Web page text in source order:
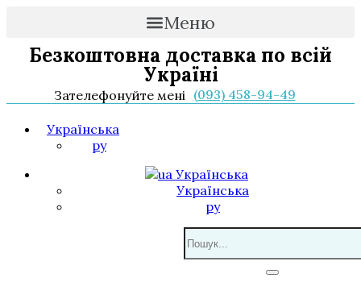
Меню
Безкоштовна доставка по всій
Україні
Зателефонуйте мені (093) 458-94-49
Українська
ру
Українська
Українська
ру